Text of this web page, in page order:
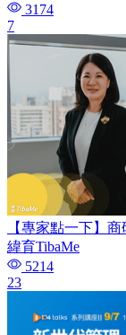
3174
7
【專家點一下】
緯育TibaMe
5214
23